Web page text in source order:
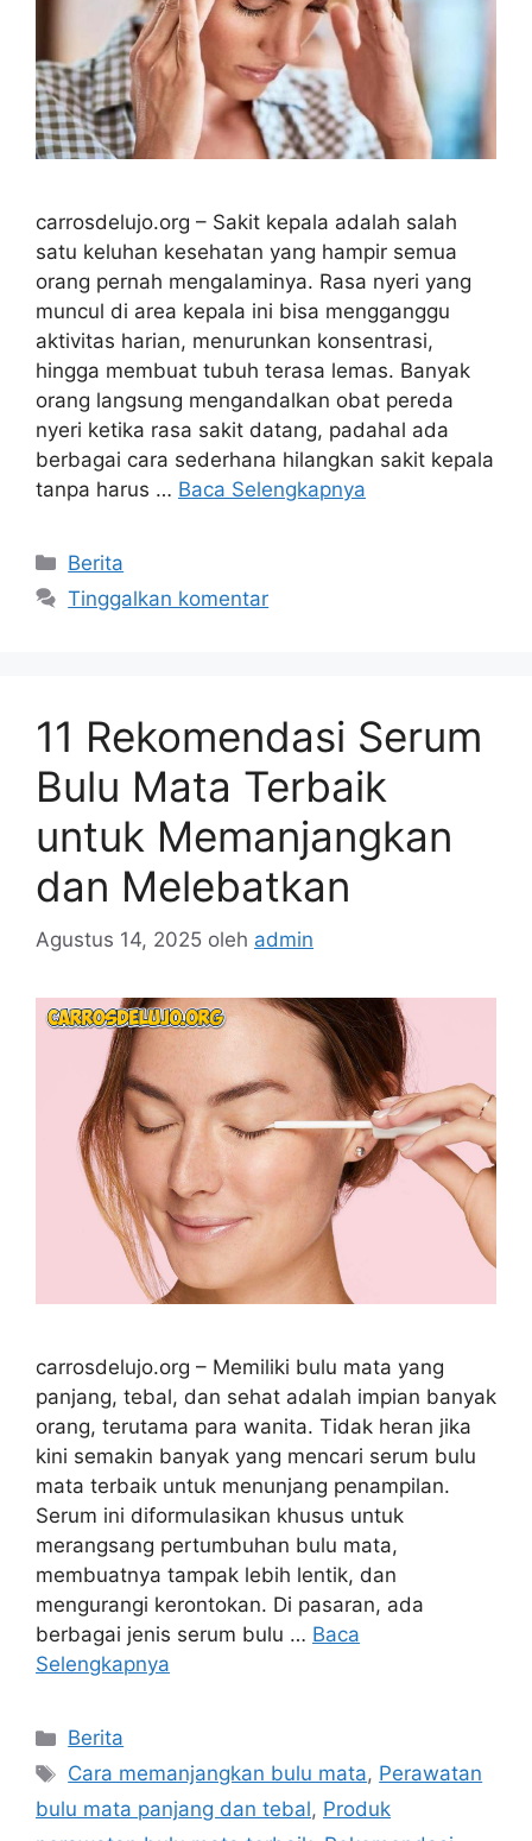
carrosdelujo.org – Sakit kepala adalah salah
satu keluhan kesehatan yang hampir semua
orang pernah mengalaminya. Rasa nyeri yang
muncul di area kepala ini bisa mengganggu
aktivitas harian, menurunkan konsentrasi,
hingga membuat tubuh terasa lemas. Banyak
orang langsung mengandalkan obat pereda
nyeri ketika rasa sakit datang, padahal ada
berbagai cara sederhana hilangkan sakit kepala
tanpa harus … Baca Selengkapnya
Kategori
Berita
Tinggalkan komentar
11 Rekomendasi Serum
Bulu Mata Terbaik
untuk Memanjangkan
dan Melebatkan
Agustus 14, 2025 oleh admin
carrosdelujo.org – Memiliki bulu mata yang
panjang, tebal, dan sehat adalah impian banyak
orang, terutama para wanita. Tidak heran jika
kini semakin banyak yang mencari serum bulu
mata terbaik untuk menunjang penampilan.
Serum ini diformulasikan khusus untuk
merangsang pertumbuhan bulu mata,
membuatnya tampak lebih lentik, dan
mengurangi kerontokan. Di pasaran, ada
berbagai jenis serum bulu … Baca
Selengkapnya
Kategori
Berita
Tag
Cara memanjangkan bulu mata, Perawatan
bulu mata panjang dan tebal, Produk